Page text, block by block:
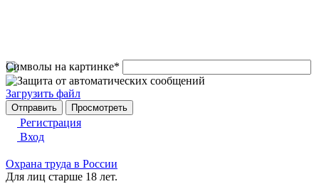
Символы на картинке*
Загрузить файл
Регистрация
Вход
Охрана труда в России
Для лиц старше 18 лет.